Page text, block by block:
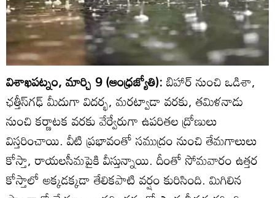
విశాఖపట్నం, మార్చి 9 (ఆంధ్రజ్యోతి):బిహార్‌ నుంచి ఒడిశా,
ఛత్తీస్‌గఢ్ మీదుగా విదర్భ, మరట్వాడా వరకు, తమిళనాడు
నుంచి కర్ణాటక వరకు వేర్వేరుగా ఉపరితల ద్రోణులు
విస్తరించాయి. వీటి ప్రభావంతో సముద్రం నుంచి తేమగాలులు
కోస్తా, రాయలసీమపైకి వీస్తున్నాయి. దీంతో సోమవారం ఉత్తర
కోస్తాలో అక్కడక్కడా తేలికపాటి వర్షం కురిసింది. మిగిలిన